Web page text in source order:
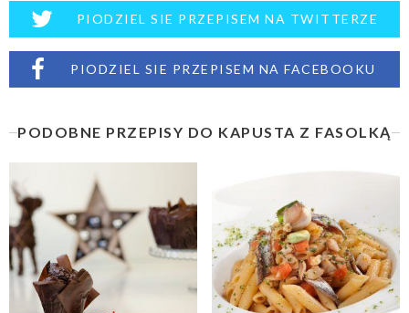
PIODZIEL SIE PRZEPISEM NA TWITTERZE
PIODZIEL SIE PRZEPISEM NA FACEBOOKU
PODOBNE PRZEPISY DO KAPUSTA Z FASOLKĄ